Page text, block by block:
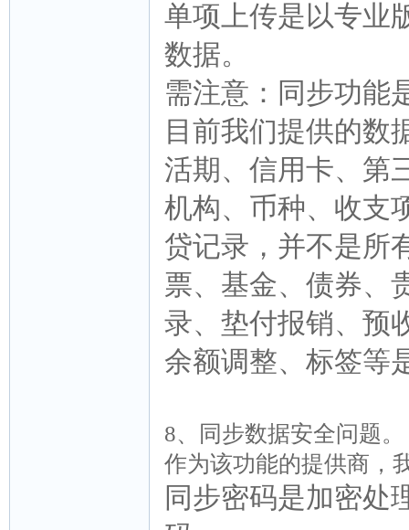
单项上传是以专业
数据。
需注意：同步功能
目前我们提供的数
活期、信用卡、第
机构、币种、收支
贷记录，并不是所
票、基金、债券、
录、垫付报销、预
余额调整、标签等
8、同步数据安全问题。
作为该功能的提供商，
同步密码是加密处